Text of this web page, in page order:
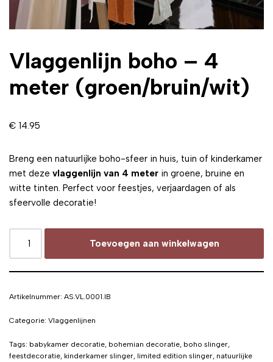
Vlaggenlijn boho – 4
meter (groen/bruin/wit)
€ 14.95
Breng een natuurlijke boho-sfeer in huis, tuin of kinderkamer
met deze vlaggenlijn van 4 meter in groene, bruine en
witte tinten. Perfect voor feestjes, verjaardagen of als
sfeervolle decoratie!
Toevoegen aan winkelwagen
Artikelnummer: AS.VL.0001.IB
Categorie: Vlaggenlijnen
Tags: babykamer decoratie, bohemian decoratie, boho slinger,
feestdecoratie, kinderkamer slinger, limited edition slinger, natuurlijke